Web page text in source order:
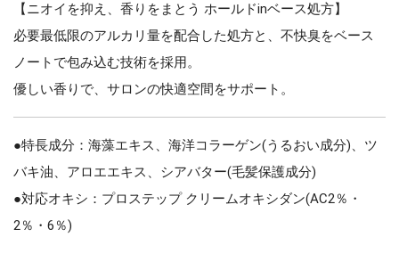
【ニオイを抑え、香りをまとう ホールドinベース処方】
必要最低限のアルカリ量を配合した処方と、不快臭をベース
ノートで包み込む技術を採用。
優しい香りで、サロンの快適空間をサポート。
●特長成分：海藻エキス、海洋コラーゲン(うるおい成分)、ツ
バキ油、アロエエキス、シアバター(毛髪保護成分)
●対応オキシ：プロステップ クリームオキシダン(AC2％・
2％・6％)